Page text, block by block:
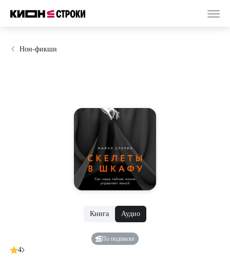
Нон-фикшн
Книга Аудио
По подписке
4